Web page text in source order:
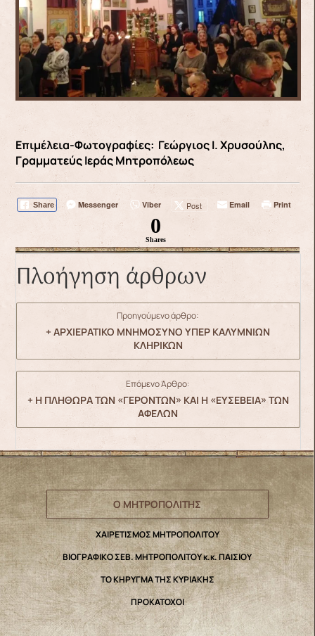
Επιμέλεια-Φωτογραφίες: Γεώργιος Ι. Χρυσούλης,
Γραμματεύς Ιεράς Μητροπόλεως
Share Messenger Viber Post Email Print
0
Shares
Πλοήγηση άρθρων
Προηγούμενο άρθρο:
+ ΑΡΧΙΕΡΑΤΙΚΟ ΜΝΗΜΟΣΥΝΟ ΥΠΕΡ ΚΑΛΥΜΝΙΩΝ
ΚΛΗΡΙΚΩΝ
Επόμενο Άρθρο:
+ Η ΠΛΗΘΩΡΑ ΤΩΝ «ΓΕΡΟΝΤΩΝ» ΚΑΙ Η «ΕΥΣΕΒΕΙΑ» ΤΩΝ
ΑΦΕΛΩΝ
Ο ΜΗΤΡΟΠΟΛΙΤΗΣ
ΧΑΙΡΕΤΙΣΜΟΣ ΜΗΤΡΟΠΟΛΙΤΟΥ
ΒΙΟΓΡΑΦΙΚΟ ΣΕΒ. ΜΗΤΡΟΠΟΛΙΤΟΥ κ.κ. ΠΑΙΣΙΟΥ
ΤΟ ΚΗΡΥΓΜΑ ΤΗΣ ΚΥΡΙΑΚΗΣ
ΠΡΟΚΑΤΟΧΟΙ